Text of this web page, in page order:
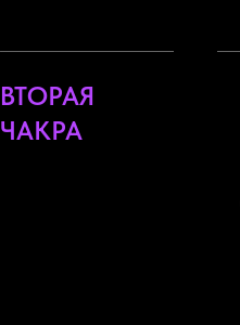
ВТОРАЯ
ЧАКРА